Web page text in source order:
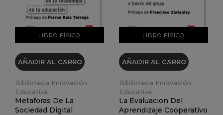
LIBRO FÍSICO
AÑADIR AL CARRO
Biblioteca Innovación
Educativa
Metaforas De La
Sociedad Digital
LIBRO FÍSICO
AÑADIR AL CARRO
Biblioteca Innovación
Educativa
La Evaluacion Del
Aprendizaje Cooperativo